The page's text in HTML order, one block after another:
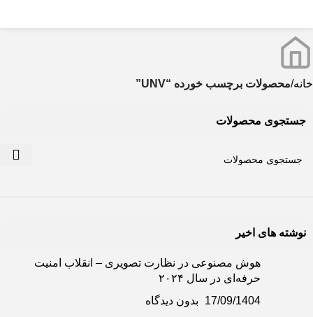
خانه محصولات برچسب خورده “UNV”
جستجوی محصولات
نوشته های اخیر
هوش مصنوعی در نظارت تصویری – انقلاب امنیت
حرفه‌ای در سال ۲۰۲۴
17/09/1404
بدون دیدگاه